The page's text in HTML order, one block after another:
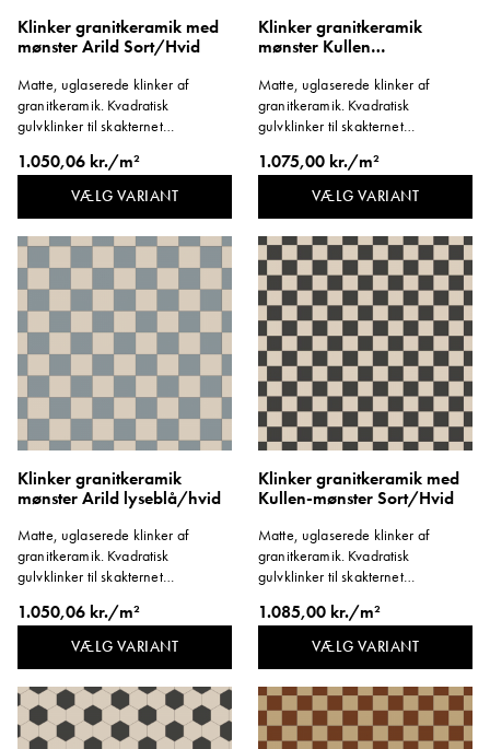
Klinker granitkeramik med
mønster Arild Sort/Hvid
Matte, uglaserede klinker af
granitkeramik. Kvadratisk
gulvklinker til skakternet
mm. Tykkelse 8 mm.
1.050,06 kr./m²
VÆLG VARIANT
Klinker granitkeramik
mønster Kullen
Matte, uglaserede klinker af
granitkeramik. Kvadratisk
gulvklinker til skakternet
mm. Tykkelse 8 mm.
1.075,00 kr./m²
VÆLG VARIANT
Klinker granitkeramik
mønster Arild lyseblå/hvid
Matte, uglaserede klinker af
granitkeramik. Kvadratisk
gulvklinker til skakternet
mm. Tykkelse 8 mm.
1.050,06 kr./m²
VÆLG VARIANT
Klinker granitkeramik med
Kullen-mønster Sort/Hvid
Matte, uglaserede klinker af
granitkeramik. Kvadratisk
gulvklinker til skakternet
mm. Tykkelse 8 mm.
1.085,00 kr./m²
VÆLG VARIANT